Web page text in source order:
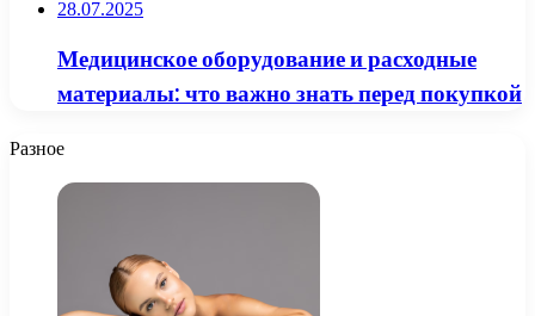
28.07.2025
Медицинское оборудование и расходные
материалы: что важно знать перед покупкой
Разное